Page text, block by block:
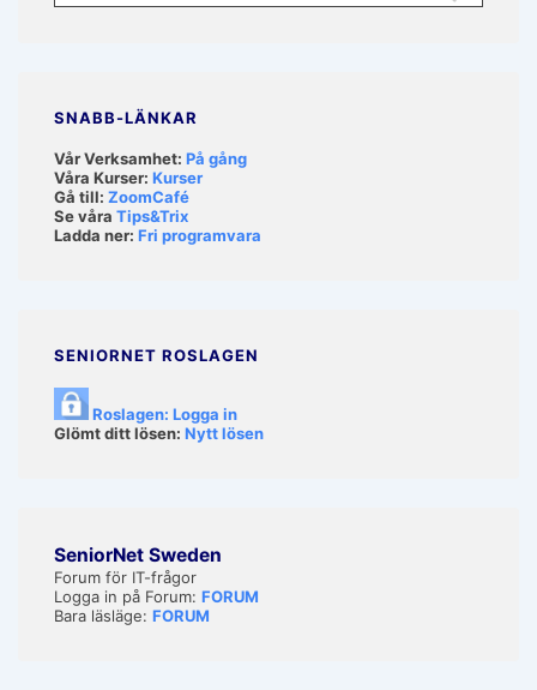
SNABB-LÄNKAR
Vår Verksamhet: På gång
Våra Kurser: Kurser
Gå till: ZoomCafé
Se våra Tips&Trix
Ladda ner: Fri programvara
SENIORNET ROSLAGEN
Roslagen: Logga in
Glömt ditt lösen: Nytt lösen
SeniorNet Sweden
Forum för IT-frågor
Logga in på Forum: FORUM
Bara läsläge: FORUM